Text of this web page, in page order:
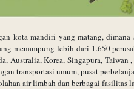
kota mandiri yang matang,
menampung lebih dari 1.650
Australia, Korea, Singapura,
transportasi umum, pusat
air limbah dan berbagai fasilitas